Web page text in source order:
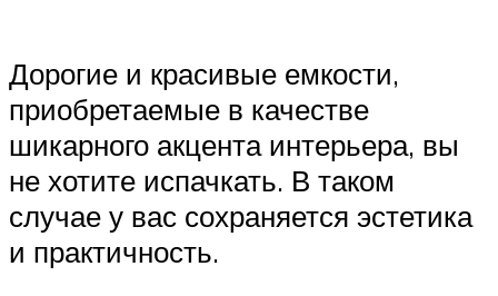
Дорогие и красивые емкости,
приобретаемые в качестве
шикарного акцента интерьера, вы
не хотите испачкать. В таком
случае у вас сохраняется эстетика
и практичность.